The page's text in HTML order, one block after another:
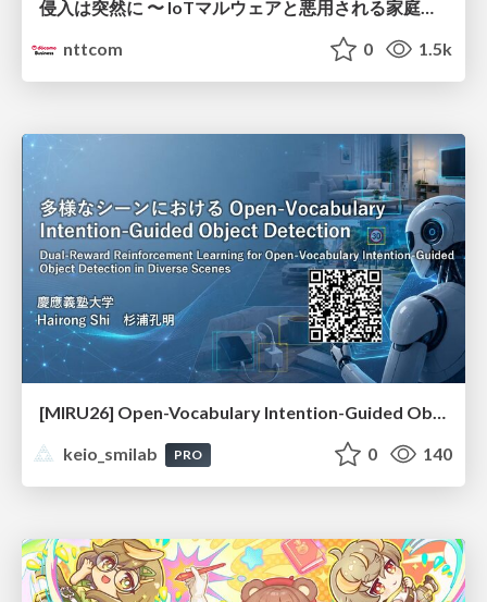
nttcom
0 1.5k
[MIRU26] Open-Vocabulary Intention-Guided Object Detection in Diverse Scenes
keio_smilab
PRO 0 140